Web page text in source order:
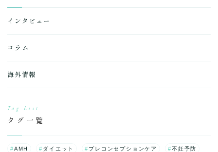
インタビュー
コラム
海外情報
Tag List
タグ一覧
AMH ダイエット プレコンセプションケア 不妊予防